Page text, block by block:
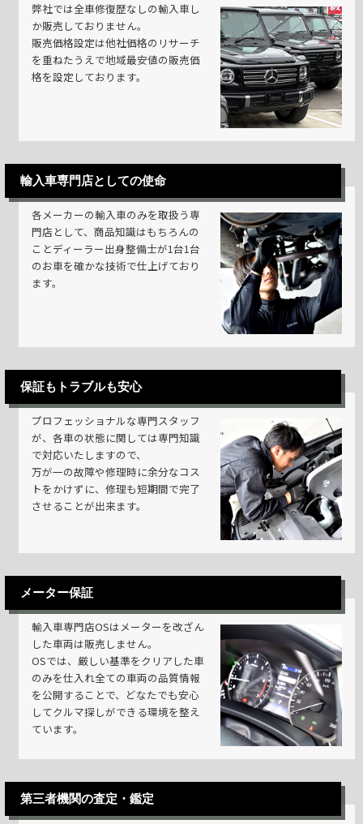
弊社では全車修復歴なしの輸入車し
か販売しておりません。
販売価格設定は他社価格のリサーチ
を重ねたうえで地域最安値の販売価
格を設定しております。
輸入車専門店としての使命
各メーカーの輸入車のみを取扱う専
門店として、商品知識はもちろんの
ことディーラー出身整備士が1台1台
のお車を確かな技術で仕上げており
ます。
保証もトラブルも安心
プロフェッショナルな専門スタッフ
が、各車の状態に関しては専門知識
で対応いたしますので、
万が一の故障や修理時に余分なコス
トをかけずに、修理も短期間で完了
させることが出来ます。
メーター保証
輸入車専門店OSはメーターを改ざん
した車両は販売しません。
OSでは、厳しい基準をクリアした車
のみを仕入れ全ての車両の品質情報
を公開することで、どなたでも安心
してクルマ探しができる環境を整え
ています。
第三者機関の査定・鑑定